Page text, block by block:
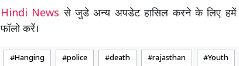
Hindi Newsसे जुडे अन्य अपडेट हासिल करने के लिए हमें
फॉलो करें।
Hanging police death rajasthan Youth